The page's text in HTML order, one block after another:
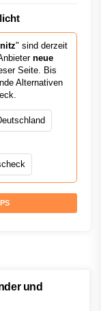
" sind derzeit
neue
Seite. Bis
Alternativen
und